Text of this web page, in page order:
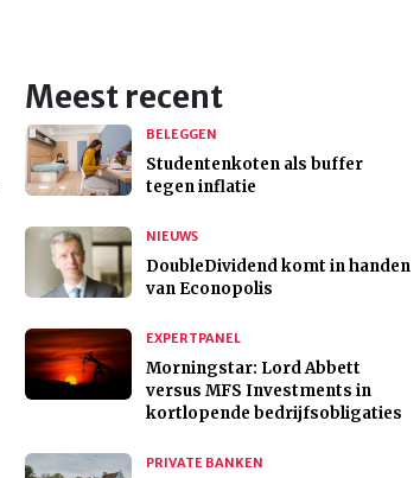
Meest recent
BELEGGEN
Studentenkoten als buffer
tegen inflatie
NIEUWS
DoubleDividend komt in handen
van Econopolis
EXPERTPANEL
Morningstar: Lord Abbett
versus MFS Investments in
kortlopende bedrijfsobligaties
PRIVATE BANKEN